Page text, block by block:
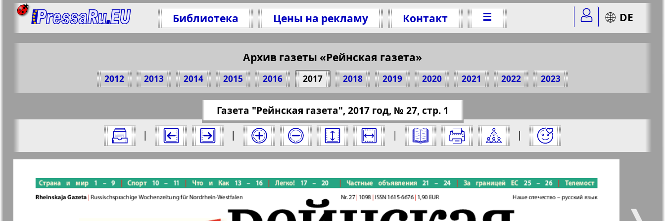
Библиотека Цены на рекламу Контакт ☰ DE
Архив газеты «Рейнская газета»
2012 2013 2014 2015 2016 2017 2018 2019 2020 2021 2022 2023
Все номера газеты "Рейнская газета" за 2017 год. Выберите номер и нажмите на него:
Газета "Рейнская газета", 2017 год, № 27, стр. 1
|
| | |
Страницы газеты "Рейнская газета". Номер: 27, 2017 год. Выберите страницу и нажмите на нее:
3 4 5
Отправить
Поделитесь 1 стр. газеты "Рейнская газета", № 27, 2017 г.
(Нажмите, чтобы скопировать ссылку)
https://pressaru.eu/?pub=reinskaja-gazeta&god=2017&nomer=27&str=1
Актуальные газеты и журналы
Берлинский
Все pro все